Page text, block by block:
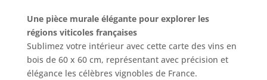
Une pièce murale élégante pour explorer les
régions viticoles françaises
Sublimez votre intérieur avec cette carte des vins en
bois de 60 x 60 cm, représentant avec précision et
élégance les célèbres vignobles de France.